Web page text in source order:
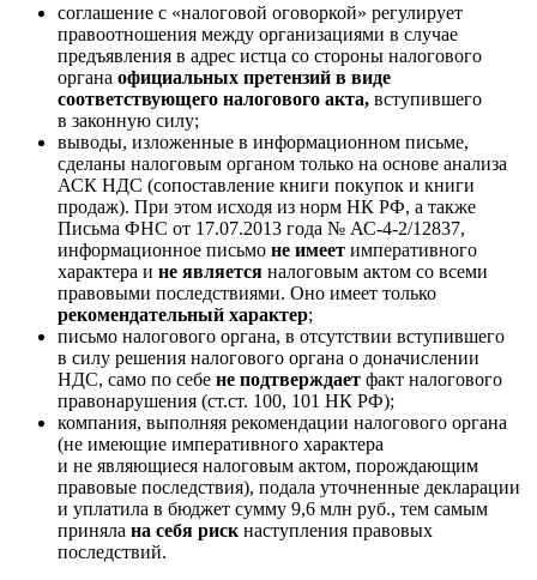
соглашение с «налоговой оговоркой» регулирует
правоотношения между организациями в случае
предъявления в адрес истца со стороны налогового
органа официальных претензий в виде
соответствующего налогового акта, вступившего
в законную силу;
выводы, изложенные в информационном письме,
сделаны налоговым органом только на основе анализа
АСК НДС (сопоставление книги покупок и книги
продаж). При этом исходя из норм НК РФ, а также
Письма ФНС от 17.07.2013 года № АС-4-2/12837,
информационное письмо не имеет императивного
характера и не является налоговым актом со всеми
правовыми последствиями. Оно имеет только
рекомендательный характер;
письмо налогового органа, в отсутствии вступившего
в силу решения налогового органа о доначислении
НДС, само по себе не подтверждает факт налогового
правонарушения (ст.ст. 100, 101 НК РФ);
компания, выполняя рекомендации налогового органа
(не имеющие императивного характера
и не являющиеся налоговым актом, порождающим
правовые последствия), подала уточненные декларации
и уплатила в бюджет сумму 9,6 млн руб., тем самым
приняла на себя риск наступления правовых
последствий.